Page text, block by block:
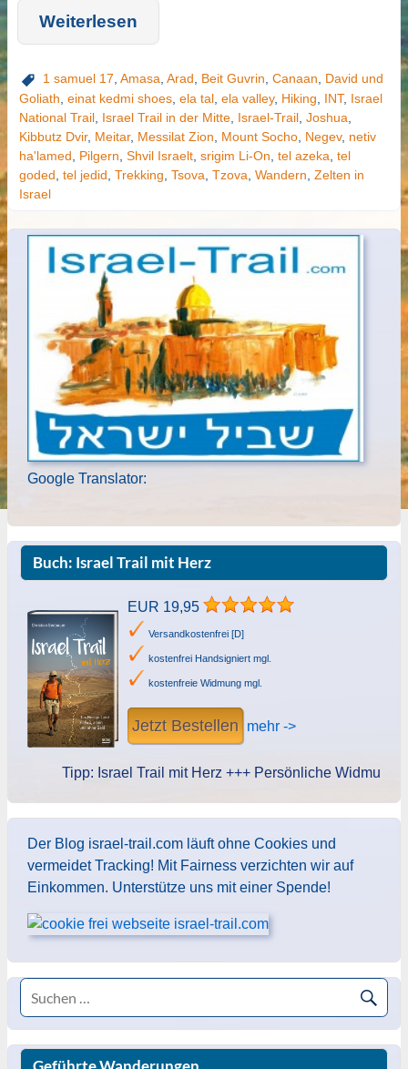
Weiterlesen
1 samuel 17 Amasa Arad Beit Guvrin Canaan
David und
Goliath einat kedmi shoes, ela tal, ela valley, Hiking INT, Israel
National Trail, Israel Trail in der Mitte, Israel-Trail, Joshua
Kibbutz Dvir, Meitar, Messilat Zion Mount Socho, Negev, netiv
ha'lamed
Pilgern Shvil Israelt, srigim Li-On tel azeka tel
goded tel jedid Trekking Tsova Tzova Wandern Zelten in
Israel
Google Translator:
Buch: Israel Trail mit Herz
EUR 19,95
Versandkostenfrei [D]
kostenfrei Handsigniert mgl.
kostenfreie Widmung mgl.
Jetzt Bestellen mehr ->
Tipp: Israel Trail mit Herz +++ Persönliche Widmung
Der Blog israel-trail.com läuft ohne Cookies und
vermeidet Tracking! Mit Fairness verzichten wir auf
Einkommen. Unterstütze uns mit einer Spende!